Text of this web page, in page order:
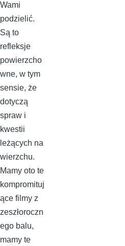
Wami
podzielić.
Są to
refleksje
powierzcho
wne, w tym
sensie, że
dotyczą
spraw i
kwestii
leżących na
wierzchu.
Mamy oto te
kompromituj
ące filmy z
zeszłoroczn
ego balu,
mamy te